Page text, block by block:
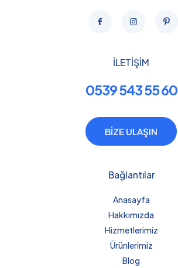
İLETİŞİM
0539 543 55 60
BİZE ULAŞIN
Bağlantılar
Anasayfa
Hakkımızda
Hizmetlerimiz
Ürünlerimiz
Blog